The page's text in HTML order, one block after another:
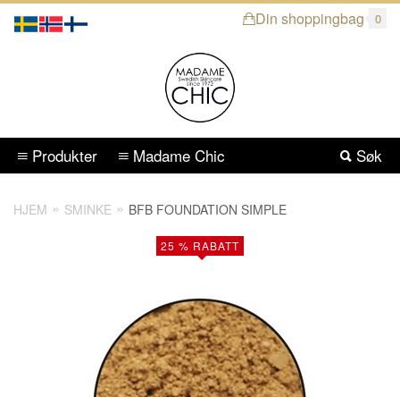
Din shoppingbag 0
Søk
Produkter Madame Chic
HJEM SMINKE BFB FOUNDATION SIMPLE
25 % RABATT